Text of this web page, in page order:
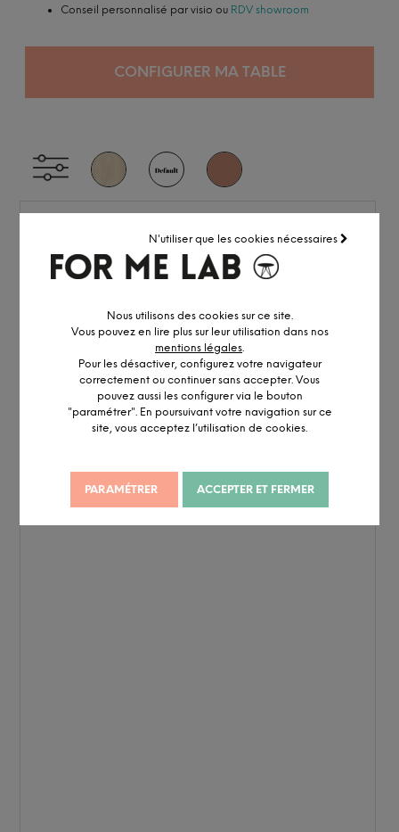
N'utiliser que les cookies nécessaires
Nous utilisons des cookies sur ce site.
Vous pouvez en lire plus sur leur utilisation dans nos
mentions légales
Pour les désactiver, configurez votre navigateur
correctement ou continuer sans accepter. Vous
pouvez aussi les configurer via le bouton
"paramétrer". En poursuivant votre navigation sur ce
site, vous acceptez l’utilisation de cookies.
PARAMÉTRER ACCEPTER ET FERMER
Conseil personnalisé par visio ou RDV showroom
CONFIGURER MA TABLE